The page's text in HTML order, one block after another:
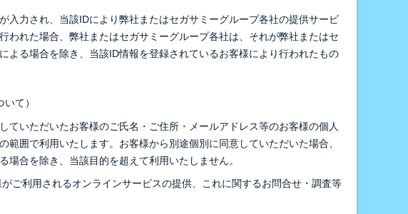
入力され、当該IDにより弊社またはセガサミーグループ各社の提供サービ
われた場合、弊社またはセガサミーグループ各社は、それが弊社またはセ
よる場合を除き、当該ID情報を登録されているお客様により行われたもの
て）
ていただいたお客様のご氏名・ご住所・メールアドレス等のお客様の個人
範囲で利用いたします。お客様から別途個別に同意していただいた場合、
場合を除き、当該目的を超えて利用いたしません。
ご利用されるオンラインサービスの提供、これに関するお問合せ・調査等